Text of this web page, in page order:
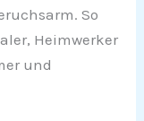
So
Heimwerker
und